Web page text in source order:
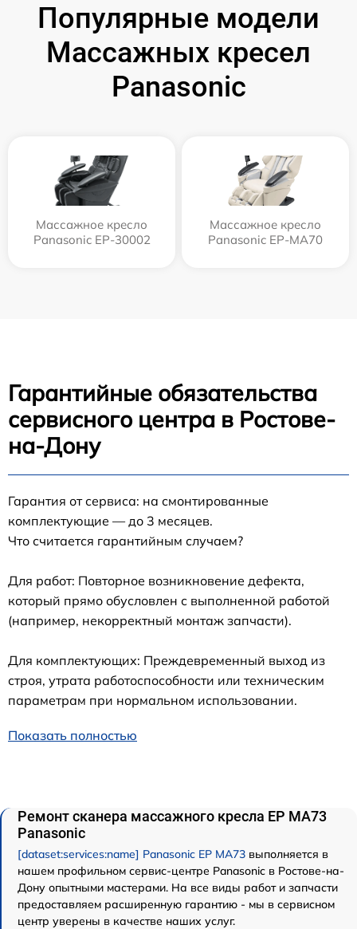
Популярные модели
Массажных кресел
Panasonic
Массажное кресло
Panasonic EP-30002
Массажное кресло
Panasonic EP-MA70
Гарантийные обязательства
сервисного центра в Ростове-
на-Дону
Гарантия от сервиса: на смонтированные
комплектующие — до 3 месяцев.
Что считается гарантийным случаем?
Для работ: Повторное возникновение дефекта,
который прямо обусловлен с выполненной работой
(например, некорректный монтаж запчасти).
Для комплектующих: Преждевременный выход из
строя, утрата работоспособности или техническим
параметрам при нормальном использовании.
Показать полностью
Ремонт сканера массажного кресла EP MA73
Panasonic
[dataset:services:name] Panasonic EP MA73 выполняется в
нашем профильном сервис-центре Panasonic в Ростове-на-
Дону опытными мастерами. На все виды работ и запчасти
предоставляем расширенную гарантию - мы в сервисном
центр уверены в качестве наших услуг.